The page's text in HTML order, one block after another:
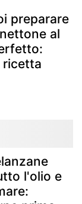
preparare
al
ricetta
l'olio e